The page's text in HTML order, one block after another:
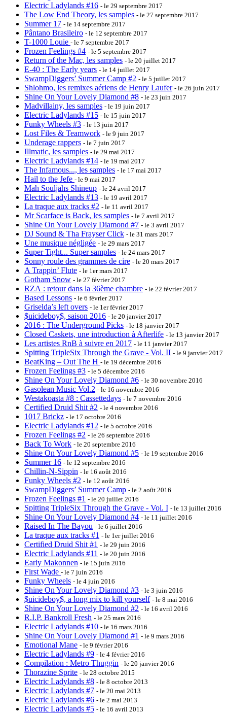
Electric Ladylands #16 - le 29 septembre 2017
The Low End Theory, les samples - le 27 septembre 2017
Summer 17 - le 14 septembre 2017
Pântano Brasileiro - le 12 septembre 2017
T-1000 Louie - le 7 septembre 2017
Frozen Feelings #4 - le 5 septembre 2017
Return of the Mac, les samples - le 20 juillet 2017
E-40 : The Early years - le 14 juillet 2017
SwampDiggers’ Summer Camp #2 - le 5 juillet 2017
Shlohmo, les remixes aériens de Henry Laufer - le 26 juin 2017
Shine On Your Lovely Diamond #8 - le 23 juin 2017
Madvillainy, les samples - le 19 juin 2017
Electric Ladylands #15 - le 15 juin 2017
Funky Wheels #3 - le 13 juin 2017
Lost Files & Teamwork - le 9 juin 2017
Underage rappers - le 7 juin 2017
Illmatic, les samples - le 29 mai 2017
Electric Ladylands #14 - le 19 mai 2017
The Infamous..., les samples - le 17 mai 2017
Hail to the Jefe - le 9 mai 2017
Mah Souljahs Shineup - le 24 avril 2017
Electric Ladylands #13 - le 19 avril 2017
La traque aux tracks #2 - le 11 avril 2017
Mr Scarface is Back, les samples - le 7 avril 2017
Shine On Your Lovely Diamond #7 - le 3 avril 2017
DJ Sound & Tha Frayser Click - le 31 mars 2017
Une musique négligée - le 29 mars 2017
Super Tight... Super samples - le 24 mars 2017
Sonny roule des grammes de cire - le 20 mars 2017
A Trappin’ Flute - le 1er mars 2017
Gotham Snow - le 27 février 2017
RZA : retour dans la 36ème chambre - le 22 février 2017
Based Lessons - le 6 février 2017
Griselda’s left overs - le 1er février 2017
$uicideboy$, saison 2016 - le 20 janvier 2017
2016 : The Underground Picks - le 18 janvier 2017
Closed Caskets, une introduction à Afterlife - le 13 janvier 2017
Les artistes RnB à suivre en 2017 - le 11 janvier 2017
Spitting TripleSix Through the Grave - Vol. II - le 9 janvier 2017
BeatKing – Out The H - le 19 décembre 2016
Frozen Feelings #3 - le 5 décembre 2016
Shine On Your Lovely Diamond #6 - le 30 novembre 2016
Gasolean Music Vol.2 - le 16 novembre 2016
Westakoasta #8 : Cassettedays - le 7 novembre 2016
Certified Druid Shit #2 - le 4 novembre 2016
1017 Brickz - le 17 octobre 2016
Electric Ladylands #12 - le 5 octobre 2016
Frozen Feelings #2 - le 26 septembre 2016
Back To Work - le 20 septembre 2016
Shine On Your Lovely Diamond #5 - le 19 septembre 2016
Summer 16 - le 12 septembre 2016
Chillin-N-Sippin - le 16 août 2016
Funky Wheels #2 - le 12 août 2016
SwampDiggers’ Summer Camp - le 2 août 2016
Frozen Feelings #1 - le 20 juillet 2016
Spitting TripleSix Through the Grave - Vol. I - le 13 juillet 2016
Shine On Your Lovely Diamond #4 - le 11 juillet 2016
Raised In The Bayou - le 6 juillet 2016
La traque aux tracks #1 - le 1er juillet 2016
Certified Druid Shit #1 - le 29 juin 2016
Electric Ladylands #11 - le 20 juin 2016
Early Makonnen - le 15 juin 2016
First Wade - le 7 juin 2016
Funky Wheels - le 4 juin 2016
Shine On Your Lovely Diamond #3 - le 3 juin 2016
$uicideboy$, a long mix to kill yourself - le 8 mai 2016
Shine On Your Lovely Diamond #2 - le 16 avril 2016
R.I.P. Bankroll Fresh - le 25 mars 2016
Electric Ladylands #10 - le 16 mars 2016
Shine On Your Lovely Diamond #1 - le 9 mars 2016
Emotional Mane - le 9 février 2016
Electric Ladylands #9 - le 4 février 2016
Compilation : Metro Thuggin - le 20 janvier 2016
Thorazine Sprite - le 28 octobre 2015
Electric Ladylands #8 - le 8 octobre 2013
Electric Ladylands #7 - le 20 mai 2013
Electric Ladylands #6 - le 2 mai 2013
Electric Ladylands #5 - le 16 avril 2013